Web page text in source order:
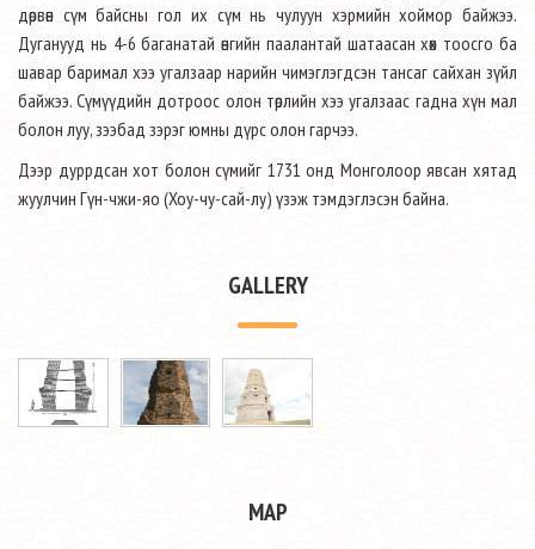
дөрвөн сүм байсны гол их сүм нь чулуун хэрмийн хоймор байжээ.
Дуганууд нь 4-6 баганатай өнгийн паалантай шатаасан хөх тоосго ба
шавар баримал хээ угалзаар нарийн чимэглэгдсэн тансаг сайхан зүйл
байжээ. Сүмүүдийн дотроос олон төрлийн хээ угалзаас гадна хүн мал
болон луу, зээбад зэрэг юмны дүрс олон гарчээ.
Дээр дуррдсан хот болон сүмийг 1731 онд Монголоор явсан хятад
жуулчин Гүн-чжи-яо (Хоу-чу-сай-лу) үзэж тэмдэглэсэн байна.
GALLERY
MAP